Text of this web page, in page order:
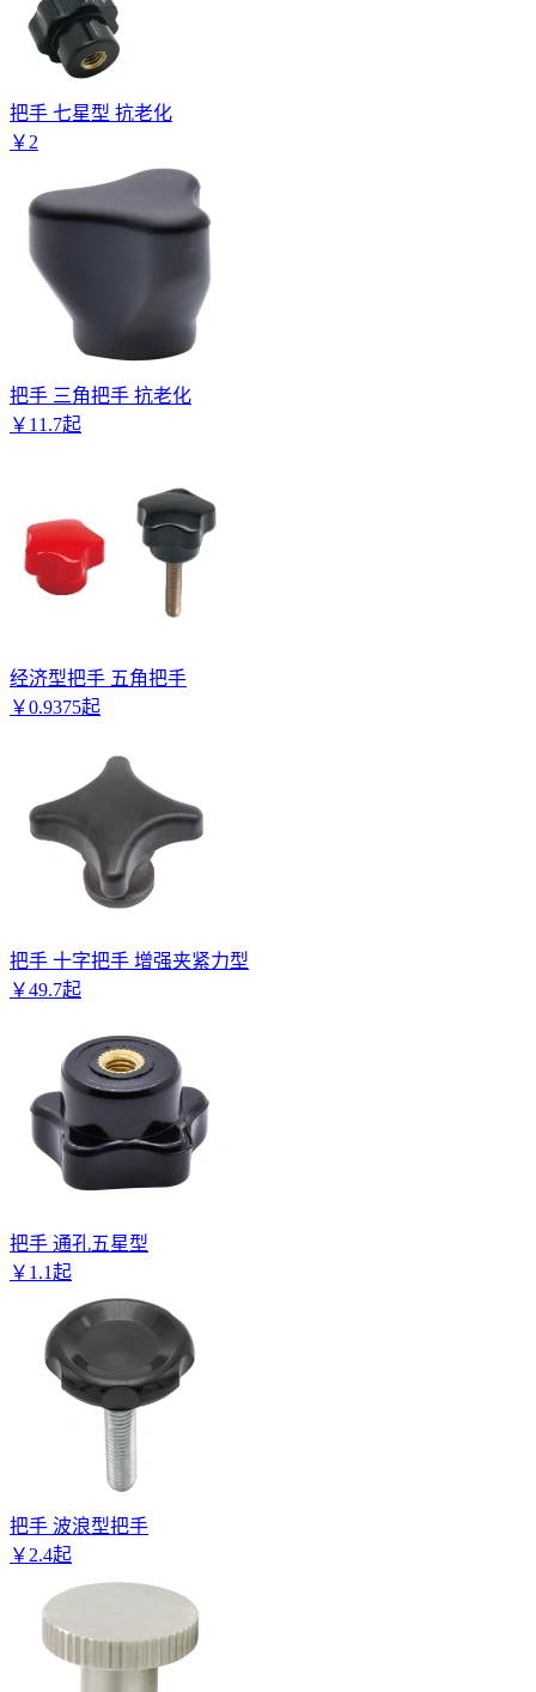
把手 七星型 抗老化
￥ 2
把手 三角把手 抗老化
￥ 11 .7起
经济型把手 五角把手
￥0.9375起
把手 十字把手 增强夹紧力型
￥49.7起
把手 通孔五星型
￥ 1 .1起
把手 波浪型把手
￥ 2.4起